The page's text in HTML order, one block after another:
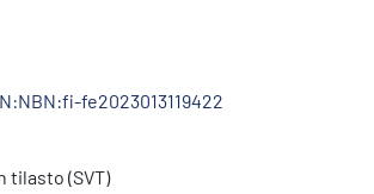
fe2023013119422
tilasto (SVT)